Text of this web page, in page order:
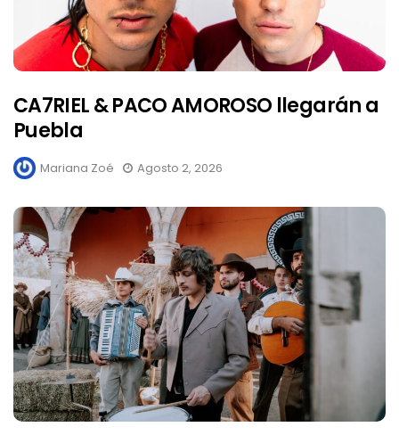
CA7RIEL & PACO AMOROSO llegarán a
Puebla
Mariana Zoé Agosto 2, 2026